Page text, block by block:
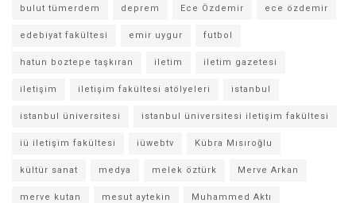
bulut tümerdem deprem Ece Özdemir ece özdemir
edebiyat fakültesi emir uygur futbol
hatun boztepe taşkıran iletim iletim gazetesi
iletişim iletişim fakültesi atölyeleri istanbul
istanbul üniversitesi istanbul üniversitesi iletişim fakültesi
iü iletişim fakültesi iüwebtv Kübra Mısıroğlu
kültür sanat medya melek öztürk Merve Arkan
merve kutan mesut aytekin Muhammed Aktı